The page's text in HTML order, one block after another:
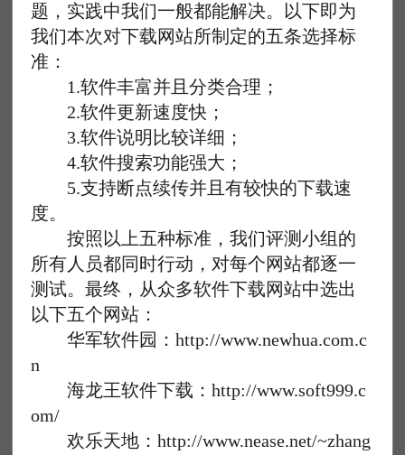
题，实践中我们一般都能解决。以下即为
我们本次对下载网站所制定的五条选择标
准：
1.软件丰富并且分类合理；
2.软件更新速度快；
3.软件说明比较详细；
4.软件搜索功能强大；
5.支持断点续传并且有较快的下载速
度。
按照以上五种标准，我们评测小组的
所有人员都同时行动，对每个网站都逐一
测试。最终，从众多软件下载网站中选出
以下五个网站：
华军软件园：http://www.newhua.com.c
n
海龙王软件下载：http://www.soft999.c
om/
欢乐天地：http://www.nease.net/~zhang